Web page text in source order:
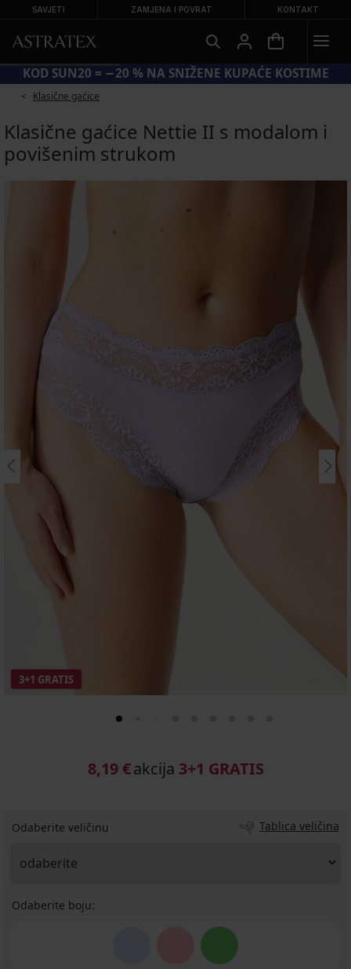
SAVJETI ZAMJENA I POVRAT KONTAKT
KOD SUN20 = −20 % NA SNIŽENE KUPAĆE KOSTIME
Klasične gaćice
Klasične gaćice Nettie II s modalom i
povišenim strukom
3+1 GRATIS
8,19 €akcija 3+1 GRATIS
Odaberite veličinu Tablica veličina
Odaberite boju: